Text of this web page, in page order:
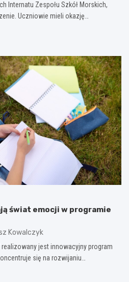
Internatu Zespołu Szkół Morskich,
Uczniowie mieli okazję…
świat emocji w programie
Kowalczyk
jest innowacyjny program
się na rozwijaniu…